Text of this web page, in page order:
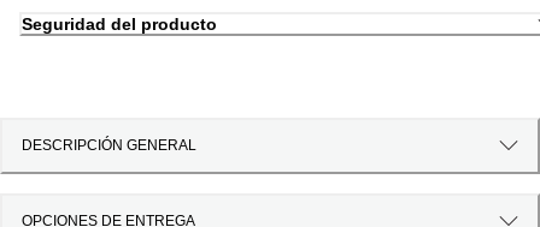
Seguridad del producto
DESCRIPCIÓN GENERAL
OPCIONES DE ENTREGA